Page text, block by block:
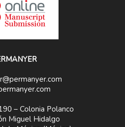
– Colonia Polanco
Miguel Hidalgo